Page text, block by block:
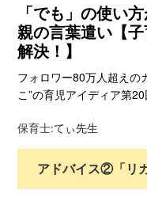
「でも」の使い
親の言葉遣い【
解決！】
フォロワー80万人超えの
こ”の育児アイディア第
保育士:てぃ先生
アドバイス②「リ